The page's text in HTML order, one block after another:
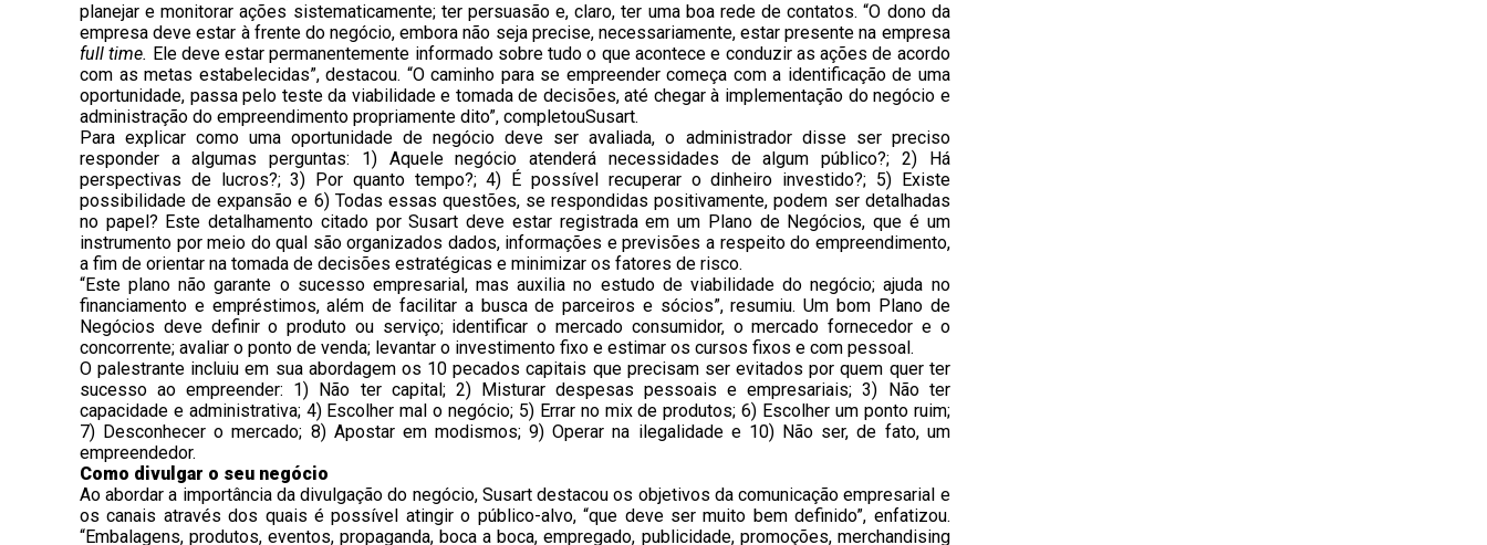
planejar e monitorar ações sistematicamente; ter persuasão e, claro, ter uma boa rede de contatos. “O dono da
empresa deve estar à frente do negócio, embora não seja precise, necessariamente, estar presente na empresa
full time. Ele deve estar permanentemente informado sobre tudo o que acontece e conduzir as ações de acordo
com as metas estabelecidas”, destacou. “O caminho para se empreender começa com a identificação de uma
oportunidade, passa pelo teste da viabilidade e tomada de decisões, até chegar à implementação do negócio e
administração do empreendimento propriamente dito”, completouSusart.
Para explicar como uma oportunidade de negócio deve ser avaliada, o administrador disse ser preciso
responder a algumas perguntas: 1) Aquele negócio atenderá necessidades de algum público?; 2) Há
perspectivas de lucros?; 3) Por quanto tempo?; 4) É possível recuperar o dinheiro investido?; 5) Existe
possibilidade de expansão e 6) Todas essas questões, se respondidas positivamente, podem ser detalhadas
no papel? Este detalhamento citado por Susart deve estar registrada em um Plano de Negócios, que é um
instrumento por meio do qual são organizados dados, informações e previsões a respeito do empreendimento,
a fim de orientar na tomada de decisões estratégicas e minimizar os fatores de risco.
“Este plano não garante o sucesso empresarial, mas auxilia no estudo de viabilidade do negócio; ajuda no
financiamento e empréstimos, além de facilitar a busca de parceiros e sócios”, resumiu. Um bom Plano de
Negócios deve definir o produto ou serviço; identificar o mercado consumidor, o mercado fornecedor e o
concorrente; avaliar o ponto de venda; levantar o investimento fixo e estimar os cursos fixos e com pessoal.
O palestrante incluiu em sua abordagem os 10 pecados capitais que precisam ser evitados por quem quer ter
sucesso ao empreender: 1) Não ter capital; 2) Misturar despesas pessoais e empresariais; 3) Não ter
capacidade e administrativa; 4) Escolher mal o negócio; 5) Errar no mix de produtos; 6) Escolher um ponto ruim;
7) Desconhecer o mercado; 8) Apostar em modismos; 9) Operar na ilegalidade e 10) Não ser, de fato, um
empreendedor.
Como divulgar o seu negócio
Ao abordar a importância da divulgação do negócio, Susart destacou os objetivos da comunicação empresarial e
os canais através dos quais é possível atingir o público-alvo, “que deve ser muito bem definido”, enfatizou.
“Embalagens, produtos, eventos, propaganda, boca a boca, empregado, publicidade, promoções, merchandising